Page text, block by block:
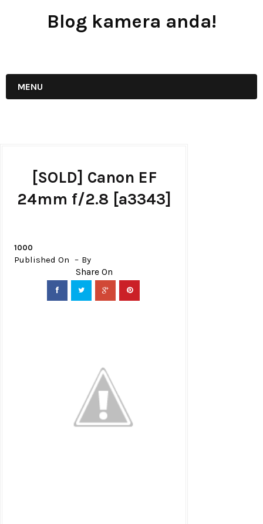
Blog kamera anda!
MENU
[SOLD] Canon EF
24mm f/2.8 [a3343]
1000
Published On By